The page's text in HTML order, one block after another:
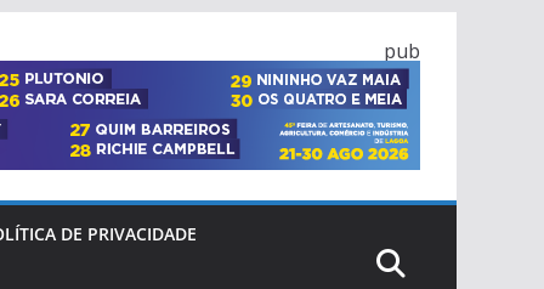
pub
DE PRIVACIDADE